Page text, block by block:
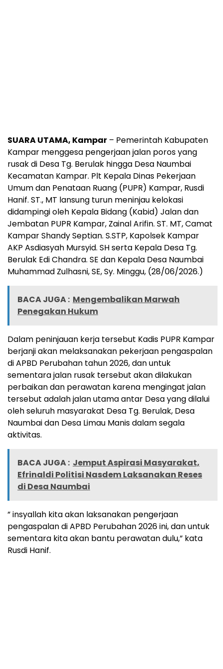
SUARA UTAMA, Kampar – Pemerintah Kabupaten
Kampar menggesa pengerjaan jalan poros yang
rusak di Desa Tg. Berulak hingga Desa Naumbai
Kecamatan Kampar. Plt Kepala Dinas Pekerjaan
Umum dan Penataan Ruang (PUPR) Kampar, Rusdi
Hanif. ST., MT lansung turun meninjau kelokasi
didampingi oleh Kepala Bidang (Kabid) Jalan dan
Jembatan PUPR Kampar, Zainal Arifin. ST. MT, Camat
Kampar Shandy Septian. S.STP, Kapolsek Kampar
AKP Asdiasyah Mursyid. SH serta Kepala Desa Tg.
Berulak Edi Chandra. SE dan Kepala Desa Naumbai
Muhammad Zulhasni, SE, Sy. Minggu, (28/06/2026.)
BACA JUGA : Mengembalikan Marwah
Penegakan Hukum
Dalam peninjauan kerja tersebut Kadis PUPR Kampar
berjanji akan melaksanakan pekerjaan pengaspalan
di APBD Perubahan tahun 2026, dan untuk
sementara jalan rusak tersebut akan dilakukan
perbaikan dan perawatan karena mengingat jalan
tersebut adalah jalan utama antar Desa yang dilalui
oleh seluruh masyarakat Desa Tg. Berulak, Desa
Naumbai dan Desa Limau Manis dalam segala
aktivitas.
BACA JUGA : Jemput Aspirasi Masyarakat,
Efrinaldi Politisi Nasdem Laksanakan Reses
di Desa Naumbai
” insyallah kita akan laksanakan pengerjaan
pengaspalan di APBD Perubahan 2026 ini, dan untuk
sementara kita akan bantu perawatan dulu,” kata
Rusdi Hanif.